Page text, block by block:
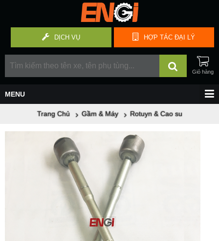
HỢP TÁC ĐẠI LÝ
DỊCH VỤ
Trang Chủ Gầm & Máy Rotuyn & Cao su